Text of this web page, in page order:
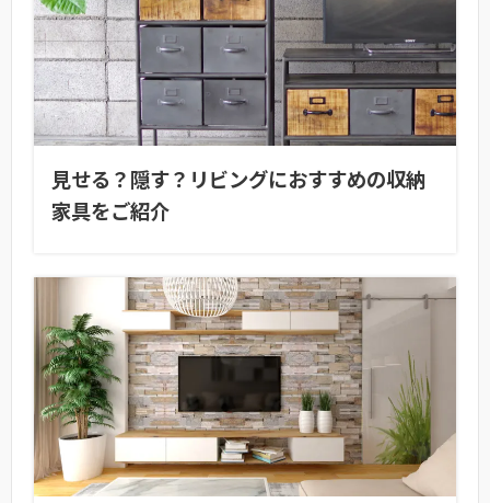
見せる？隠す？リビングにおすすめの収納
家具をご紹介